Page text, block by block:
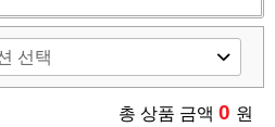
총 상품 금액 0 원